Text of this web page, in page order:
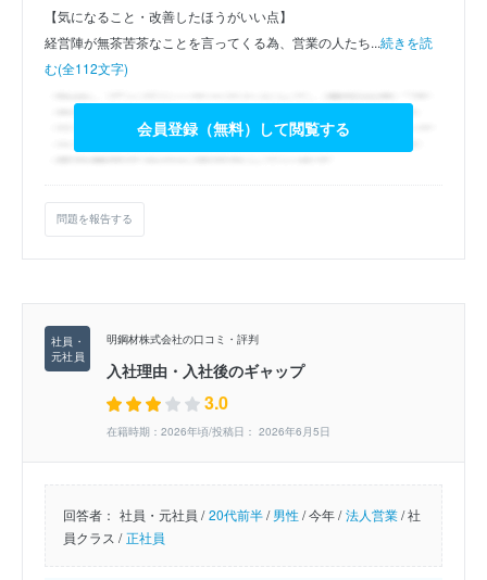
【気になること・改善したほうがいい点】
経営陣が無茶苦茶なことを言ってくる為、営業の人たち...続きを読
む(全112文字)
会員登録（無料）して閲覧する
問題を報告する
明鋼材株式会社の口コミ・評判
入社理由・入社後のギャップ
3.0
在籍時期：2026年頃/投稿日： 2026年6月5日
回答者： 社員・元社員 / 20代前半/男性/今年 / 法人営業/社
員クラス / 正社員